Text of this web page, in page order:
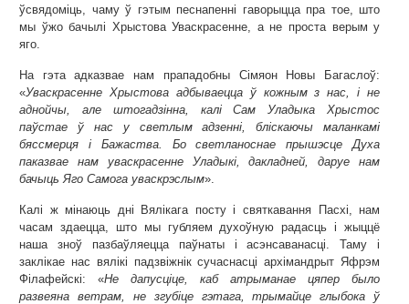
ўсвядоміць, чаму ў гэтым песнапенні гаворыцца пра тое, што
мы ўжо бачылі Хрыстова Уваскрасенне, а не проста верым у
яго.
На гэта адказвае нам прападобны Сімяон Новы Багаслоў:
«Уваскрасенне Хрыстова адбываецца ў кожным з нас, і не
аднойчы, але штогадзінна, калі Сам Уладыка Хрыстос
паўстае ў нас у светлым адзенні, бліскаючы маланкамі
бяссмерця і Бажаства. Бо светланоснае прышэсце Духа
паказвае нам уваскрасенне Уладыкі, дакладней, даруе нам
бачыць Яго Самога уваскрэслым».
Калі ж мінаюць дні Вялікага посту і святкавання Пасхі, нам
часам здаецца, што мы губляем духоўную радасць і жыццё
наша зноў пазбаўляецца паўнаты і асэнсаванасці. Таму і
заклікае нас вялікі падзвіжнік сучаснасці архімандрыт Яфрэм
Філафейскі: «Не дапусціце, каб атрыманае цяпер было
развеяна ветрам, не згубіце гэтага, трымайце глыбока ў